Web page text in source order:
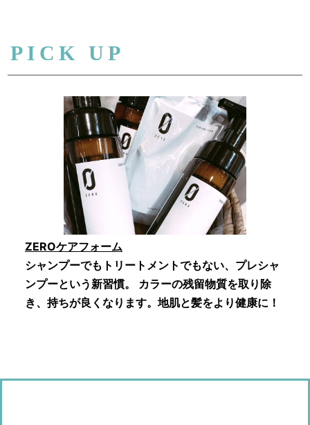
PICK UP
ZEROケアフォーム
シャンプーでもトリートメントでもない、プレシャ
ンプーという新習慣。 カラーの残留物質を取り除
き、持ちが良くなります。地肌と髪をより健康に！